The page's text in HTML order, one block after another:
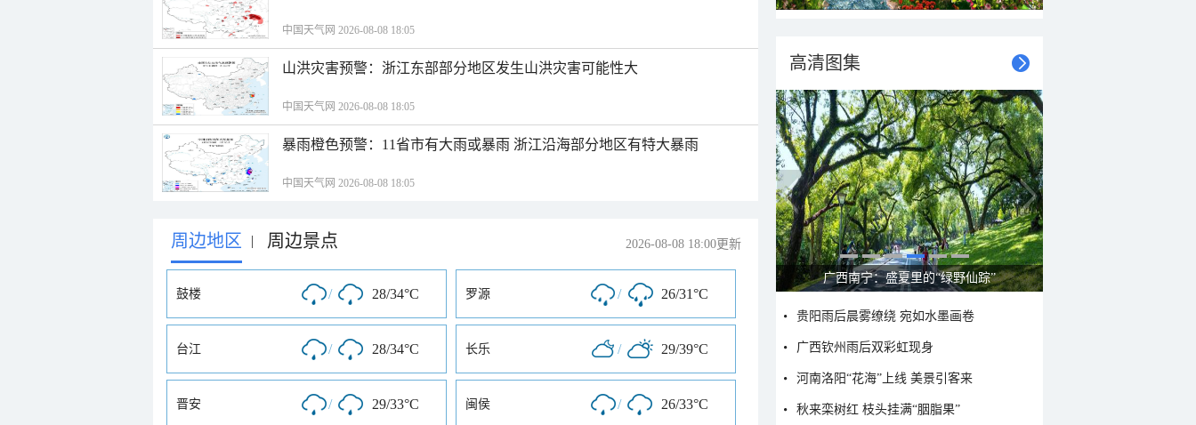
中国天气网 2026-08-08 18:05
山洪灾害预警：浙江东部部分地区发生山洪灾害可能性大
中国天气网 2026-08-08 18:05
暴雨橙色预警：11省市有大雨或暴雨 浙江沿海部分地区有特大暴雨
中国天气网 2026-08-08 18:05
周边地区 | 周边景点 2026-08-08 18:00更新
鼓楼 / 28/34°C 罗源 / 26/31°C
台江 / 28/34°C 长乐 / 29/39°C
晋安 / 29/33°C 闽侯 / 26/33°C
高清图集
广西南宁：盛夏里的“绿野仙踪”
贵阳雨后晨雾缭绕 宛如水墨画卷
广西钦州雨后双彩虹现身
河南洛阳“花海”上线 美景引客来
秋来栾树红 枝头挂满“胭脂果”